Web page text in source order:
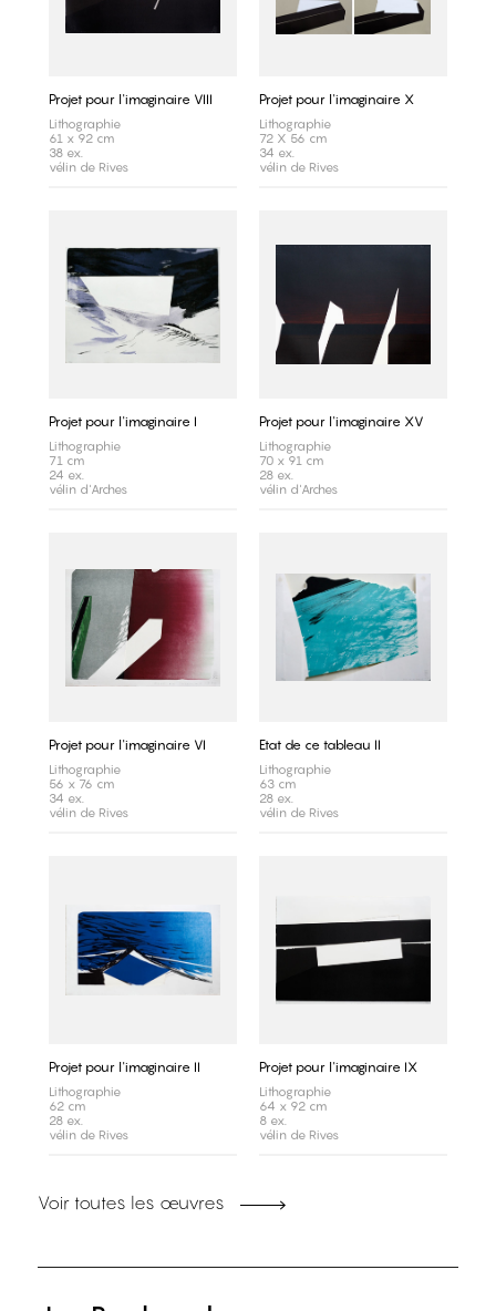
Projet pour l'imaginaire VIII
Lithographie
61 x 92 cm
38 ex.
vélin de Rives
Projet pour l'imaginaire X
Lithographie
72 X 56 cm
34 ex.
vélin de Rives
Projet pour l'imaginaire I
Lithographie
71 cm
24 ex.
vélin d'Arches
Projet pour l'imaginaire XV
Lithographie
70 x 91 cm
28 ex.
vélin d'Arches
Projet pour l'imaginaire VI
Lithographie
56 x 76 cm
34 ex.
vélin de Rives
Etat de ce tableau II
Lithographie
63 cm
28 ex.
vélin de Rives
Projet pour l'imaginaire II
Lithographie
62 cm
28 ex.
vélin de Rives
Projet pour l'imaginaire IX
Lithographie
64 x 92 cm
8 ex.
vélin de Rives
Voir toutes les œuvres